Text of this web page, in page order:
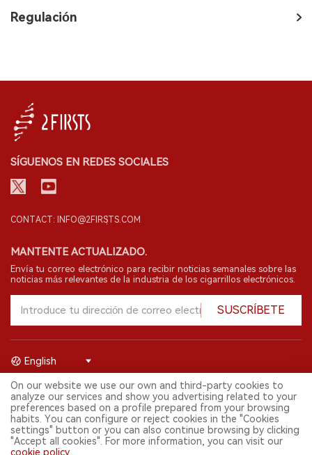
Regulación
SÍGUENOS EN REDES SOCIALES
CONTACT: INFO@2FIRSTS.COM
MANTENTE ACTUALIZADO.
Envía tu correo electrónico para recibir noticias semanales sobre las
noticias más relevantes de la industria de los cigarrillos electrónicos.
SUSCRÍBETE
© 2026 Shenzhen 2FIRSTS Technology Co.,Ltd. Todos los derechos
reservados.
2FIRSTS solo es accesible para profesionales de la industria,
investigadores, medios y otros profesionales. El acceso por menores
está prohibido.
Este sitio web presta servicios a usuarios fuera del territorio chino
English
On our website we use our own and third-party cookies to
analyze our services and show you advertising related to your
preferences based on a profile prepared from your browsing
habits. You can configure or reject cookies in the "Cookies
settings" button or you can also continue browsing by clicking
"Accept all cookies". For more information, you can visit our
cookie policy